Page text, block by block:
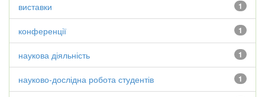
1
виставки
1
конференції
1
наукова діяльність
1
науково-дослідна робота студентів